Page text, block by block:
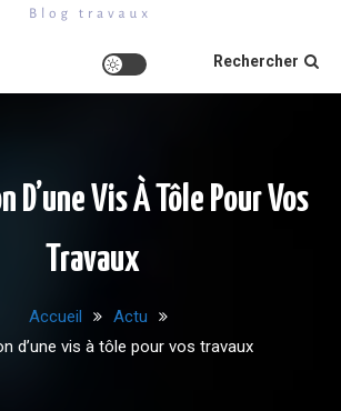
Rechercher
D’une Vis À Tôle Pour Vos
Travaux
Accueil
Actu
d’une vis à tôle pour vos travaux